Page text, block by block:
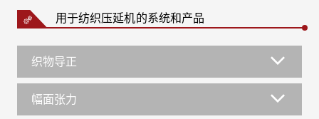
用于纺织压延机的系统和产品
织物导正
幅面张力